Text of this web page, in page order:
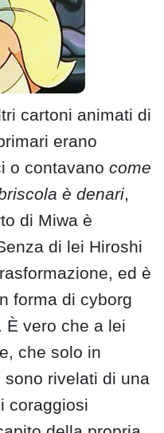
cartoni animati di
erano
o contavano come
è denari,
di Miwa è
di lei Hiroshi
ed è
forma di cyborg
È vero che a lei
che solo in
rivelati di una
coraggiosi